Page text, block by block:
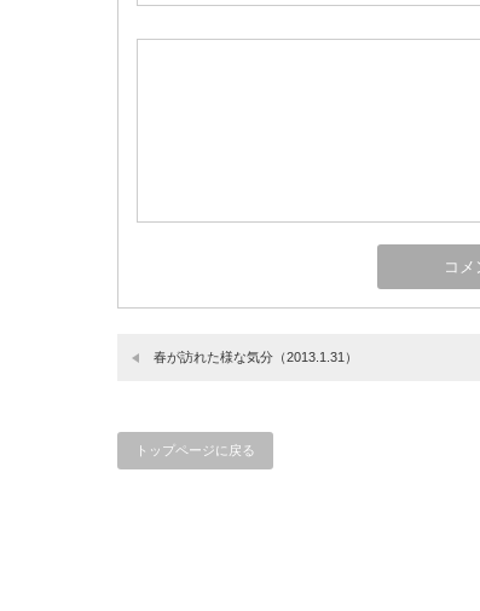
春が訪れた様な気分（2013.1.31）
トップページに戻る